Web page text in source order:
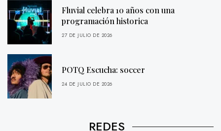
Fluvial celebra 10 años con una
programación historica
27 DE JULIO DE 2026
POTQ Escucha: soccer
24 DE JULIO DE 2026
REDES